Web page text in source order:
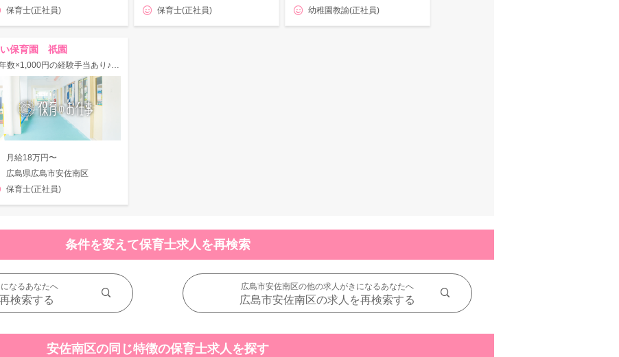
保育士(正社員)
保育士(正社員)
幼稚園教諭(正社員)
保育園 祇園
【年数×1,000円の経験手当あり♪】定員92名＊保育する設備が整った保育園☆
月給18万円〜
広島県広島市安佐南区
保育士(正社員)
条件を変えて保育士求人を再検索
なるあなたへ
検索する
広島市安佐南区の他の求人がきになるあなたへ
広島市安佐南区の求人を再検索する
安佐南区の同じ特徴の保育士求人を探す